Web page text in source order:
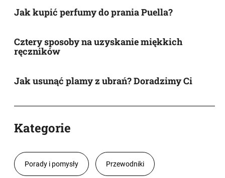
Jak kupić perfumy do prania Puella?
Cztery sposoby na uzyskanie miękkich
ręczników
Jak usunąć plamy z ubrań? Doradzimy Ci
Kategorie
Porady i pomysły Przewodniki